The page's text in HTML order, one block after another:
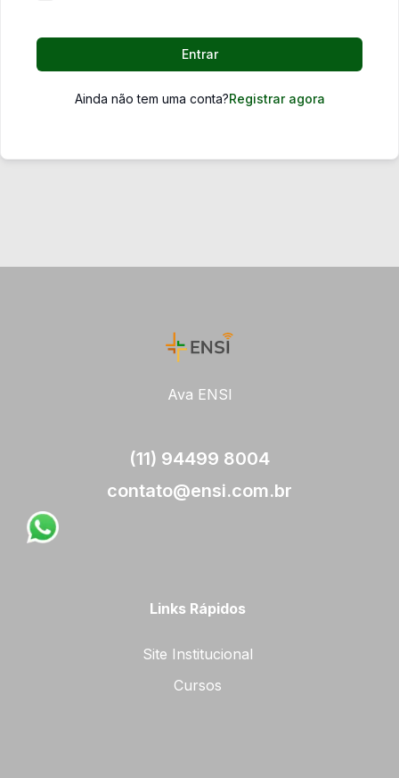
Entrar
Ainda não tem uma conta?Registrar agora
Ava ENSI
(11) 94499 8004
contato@ensi.com.br
Links Rápidos
Site Institucional
Cursos